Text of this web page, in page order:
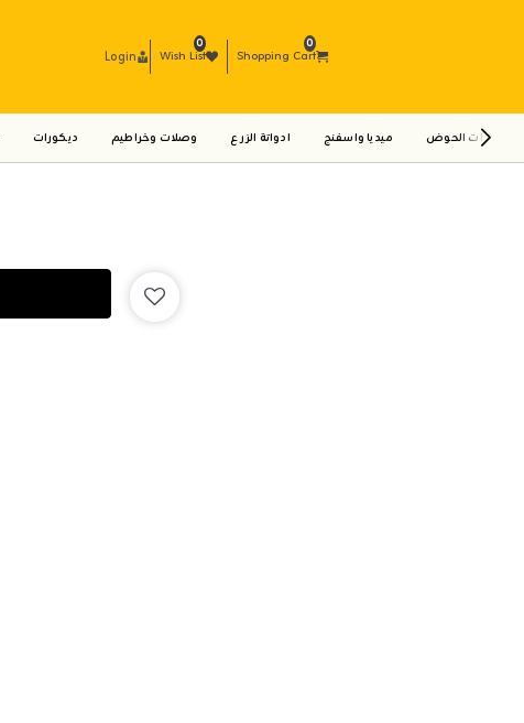
Login Wish List
0
Shopping Cart
0
ديكورات وصلات وخراطيم ادواتة الزرع ميديا واسفنج ادوات الحوض